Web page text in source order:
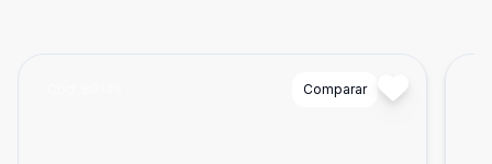
Comparar